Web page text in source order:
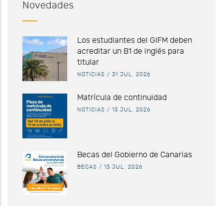
Novedades
Los estudiantes del GIFM deben
acreditar un B1 de inglés para
titular
NOTICIAS / 31 JUL, 2026
Matrícula de continuidad
NOTICIAS / 13 JUL, 2026
Becas del Gobierno de Canarias
BECAS / 13 JUL, 2026